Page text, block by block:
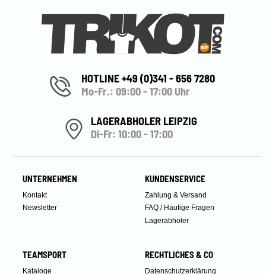
HOTLINE +49 (0)341 - 656 7280
Mo-Fr.: 09:00 - 17:00 Uhr
LAGERABHOLER LEIPZIG
Di-Fr: 10:00 - 17:00
UNTERNEHMEN
Kontakt
Newsletter
KUNDENSERVICE
Zahlung & Versand
FAQ / Häufige Fragen
Lagerabholer
TEAMSPORT
Kataloge
RECHTLICHES & CO
Datenschutzerklärung